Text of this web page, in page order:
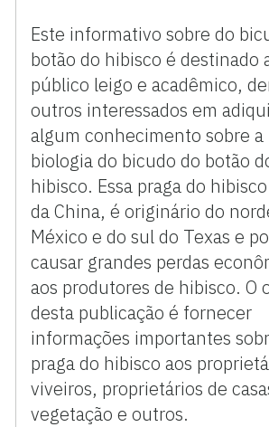
Este informativo sobre do
botão do hibisco é destinado
público leigo e acadêmico,
outros interessados em
algum conhecimento sobre a
biologia do bicudo do botão
hibisco. Essa praga do
da China, é originário do
México e do sul do Texas e
causar grandes perdas
aos produtores de hibisco. O
desta publicação é fornecer
informações importantes
praga do hibisco aos
viveiros, proprietários de
vegetação e outros.